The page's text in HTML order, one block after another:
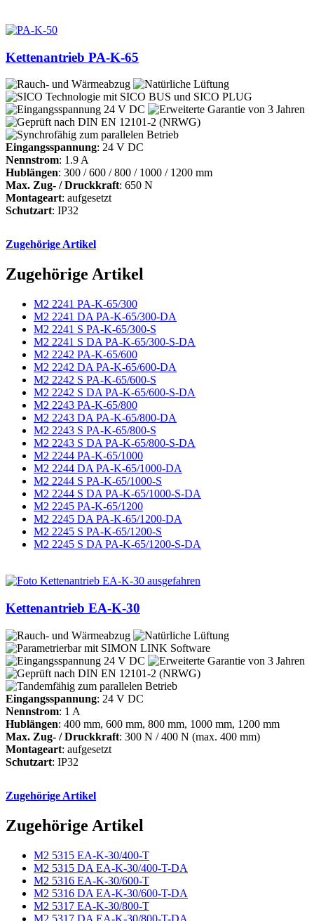
Kettenantrieb PA-K-65
Eingangsspannung: 24 V DC
Nennstrom: 1.9 A
Hublängen: 300 / 600 / 800 / 1000 / 1200 mm
Max. Zug- / Druckkraft: 650 N
Montageart: aufgesetzt
Schutzart: IP32
Zugehörige Artikel
Zugehörige Artikel
M2 2241 PA-K-65/300
M2 2241 DA PA-K-65/300-DA
M2 2241 S PA-K-65/300-S
M2 2241 S DA PA-K-65/300-S-DA
M2 2242 PA-K-65/600
M2 2242 DA PA-K-65/600-DA
M2 2242 S PA-K-65/600-S
M2 2242 S DA PA-K-65/600-S-DA
M2 2243 PA-K-65/800
M2 2243 DA PA-K-65/800-DA
M2 2243 S PA-K-65/800-S
M2 2243 S DA PA-K-65/800-S-DA
M2 2244 PA-K-65/1000
M2 2244 DA PA-K-65/1000-DA
M2 2244 S PA-K-65/1000-S
M2 2244 S DA PA-K-65/1000-S-DA
M2 2245 PA-K-65/1200
M2 2245 DA PA-K-65/1200-DA
M2 2245 S PA-K-65/1200-S
M2 2245 S DA PA-K-65/1200-S-DA
Kettenantrieb EA-K-30
Eingangsspannung: 24 V DC
Nennstrom: 1 A
Hublängen: 400 mm, 600 mm, 800 mm, 1000 mm, 1200 mm
Max. Zug- / Druckkraft: 300 N / 400 N (max. 400 mm)
Montageart: aufgesetzt
Schutzart: IP32
Zugehörige Artikel
Zugehörige Artikel
M2 5315 EA-K-30/400-T
M2 5315 DA EA-K-30/400-T-DA
M2 5316 EA-K-30/600-T
M2 5316 DA EA-K-30/600-T-DA
M2 5317 EA-K-30/800-T
M2 5317 DA EA-K-30/800-T-DA